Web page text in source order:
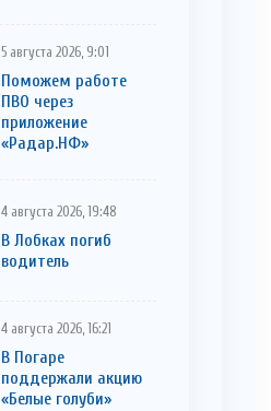
5 августа 2026, 9:01
Поможем работе
ПВО через
приложение
«Радар.НФ»
4 августа 2026, 19:48
В Лобках погиб
водитель
4 августа 2026, 16:21
В Погаре
поддержали акцию
«Белые голуби»